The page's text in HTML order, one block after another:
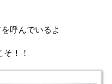
呼んでいるよ
！！